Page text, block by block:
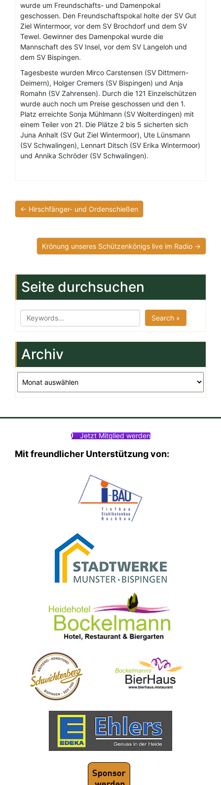
wurde um Freundschafts- und Damenpokal
geschossen. Den Freundschaftspokal holte der SV Gut
Ziel Wintermoor, vor dem SV Brochdorf und dem SV
Tewel. Gewinner des Damenpokal wurde die
Mannschaft des SV Insel, vor dem SV Langeloh und
dem SV Bispingen.
Tagesbeste wurden Mirco Carstensen (SV Dittmern-
Deimern), Holger Cremers (SV Bispingen) und Anja
Romahn (SV Zahrensen). Durch die 121 Einzelschützen
wurde auch noch um Preise geschossen und den 1.
Platz erreichte Sonja Mühlmann (SV Wolterdingen) mit
einem Teiler von 21. Die Plätze 2 bis 5 sicherten sich
Juna Anhalt (SV Gut Ziel Wintermoor), Ute Lünsmann
(SV Schwalingen), Lennart Ditsch (SV Erika Wintermoor)
und Annika Schröder (SV Schwalingen).
← Hirschfänger- und Ordenschießen
Krönung unseres Schützenkönigs live im Radio →
Seite durchsuchen
Search »
Archiv
Jetzt Mitglied werden
Mit freundlicher Unterstützung von: